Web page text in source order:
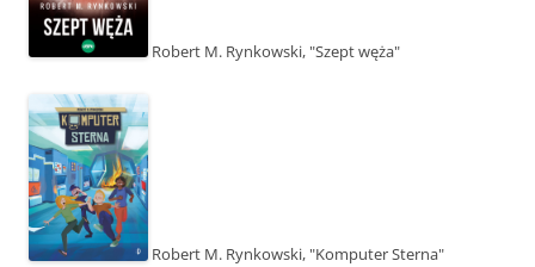
Robert M. Rynkowski, "Szept węża"
Robert M. Rynkowski, "Komputer Sterna"